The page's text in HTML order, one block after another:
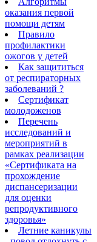
оказания первой
помощи детям
Правило
профилактики
ожогов у детей
Как защититься
от респираторных
заболеваний ?
Сертификат
молодоженов
Перечень
исследований и
мероприятий в
рамках реализации
«Сертификата на
прохождение
диспансеризации
для оценки
репродуктивного
здоровья»
Летние каникулы